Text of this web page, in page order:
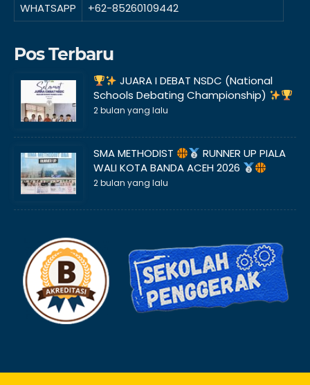
WHATSAPP
+62-85260109442
Pos Terbaru
JUARA I DEBAT NSDC (National
Schools Debating Championship)
2 bulan yang lalu
SMA METHODIST
RUNNER UP PIALA
WALI KOTA BANDA ACEH 2026
2 bulan yang lalu